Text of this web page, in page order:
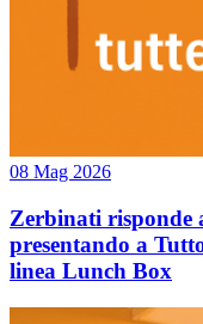
08 Mag 2026
Zerbinati risponde
presentando a
linea Lunch Box